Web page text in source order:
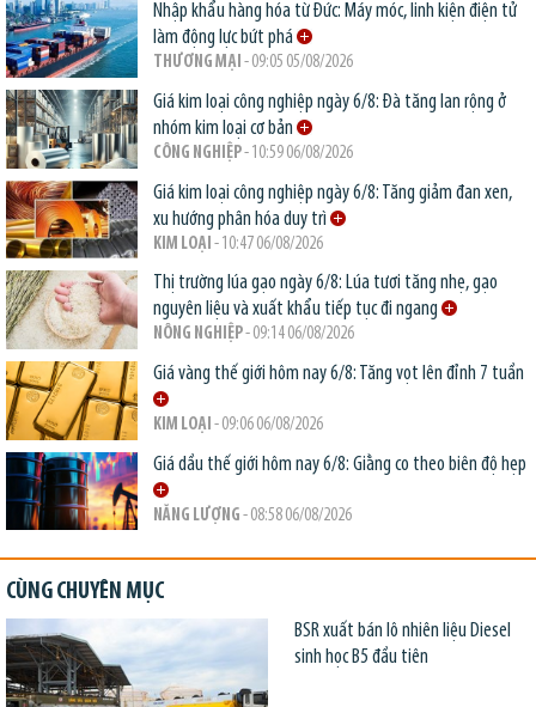
Nhập khẩu hàng hóa từ Đức: Máy móc, linh kiện điện tử
làm động lực bứt phá
THƯƠNG MẠI - 09:05 05/08/2026
Giá kim loại công nghiệp ngày 6/8: Đà tăng lan rộng ở
nhóm kim loại cơ bản
CÔNG NGHIỆP- 10:59 06/08/2026
Giá kim loại công nghiệp ngày 6/8: Tăng giảm đan xen,
xu hướng phân hóa duy trì
KIM LOẠI - 10:47 06/08/2026
Thị trường lúa gạo ngày 6/8: Lúa tươi tăng nhẹ, gạo
nguyên liệu và xuất khẩu tiếp tục đi ngang
NÔNG NGHIỆP- 09:14 06/08/2026
Giá vàng thế giới hôm nay 6/8: Tăng vọt lên đỉnh 7 tuần
KIM LOẠI - 09:06 06/08/2026
Giá dầu thế giới hôm nay 6/8: Giằng co theo biên độ hẹp
NĂNG LƯỢNG - 08:58 06/08/2026
CÙNG CHUYÊN MỤC
BSR xuất bán lô nhiên liệu Diesel
sinh học B5 đầu tiên